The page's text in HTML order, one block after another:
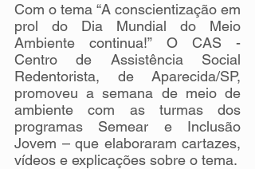
Com o tema “A conscientização em
prol do Dia Mundial do Meio
Ambiente continua!” O CAS -
Centro de Assistência Social
Redentorista, de Aparecida/SP,
promoveu a semana de meio de
ambiente com as turmas dos
programas Semear e Inclusão
Jovem – que elaboraram cartazes,
vídeos e explicações sobre o tema.